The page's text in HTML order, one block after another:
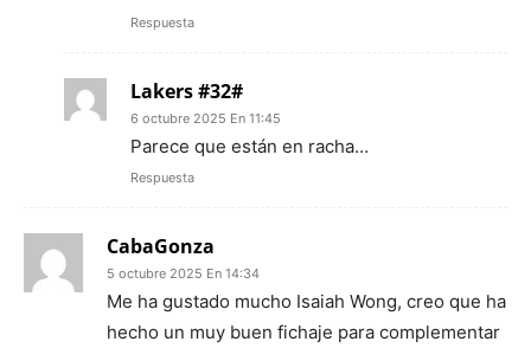
Respuesta
Lakers #32#
6 octubre 2025 En 11:45
Parece que están en racha…
Respuesta
CabaGonza
5 octubre 2025 En 14:34
Me ha gustado mucho Isaiah Wong, creo que ha
hecho un muy buen fichaje para complementar